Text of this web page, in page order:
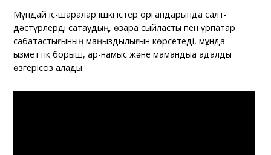
Мұндай іс-шаралар ішкі істер органдарында салт-
дәстүрлерді сақтаудың, өзара сыйластық пен ұрпақтар
сабақтастығының маңыздылығын көрсетеді, мұнда
қызметтік борыш, ар-намыс және мамандыққа адалдық
өзгеріссіз қалады.